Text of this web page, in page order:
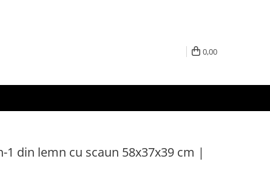
0,00
1 din lemn cu scaun 58x37x39 cm |